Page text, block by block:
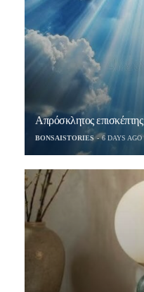
Απρόσκλητος επισκέπτης
BONSAISTORIES 6 DAYS AGO